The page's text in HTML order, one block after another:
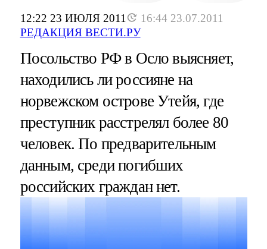
12:22 23 ИЮЛЯ 2011
16:44 23.07.2011
РЕДАКЦИЯ ВЕСТИ.РУ
Посольство РФ в Осло выясняет,
находились ли россияне на
норвежском острове Утейя, где
преступник расстрелял более 80
человек. По предварительным
данным, среди погибших
российских граждан нет.